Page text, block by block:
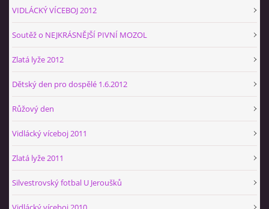
VIDLÁCKÝ VÍCEBOJ 2012
Soutěž o NEJKRÁSNĚJŠÍ PIVNÍ MOZOL
Zlatá lyže 2012
Dětský den pro dospělé 1.6.2012
Růžový den
Vidlácký víceboj 2011
Zlatá lyže 2011
Silvestrovský fotbal U Jeroušků